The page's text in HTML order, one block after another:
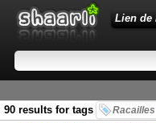
Lien de
90 results for tags
Racailles